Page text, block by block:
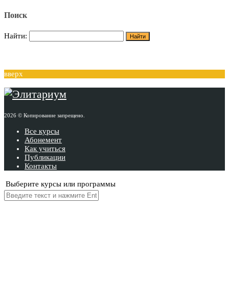
Поиск
Найти:
вверх
2026 © Копирование запрещено.
Все курсы
Абонемент
Как учиться
Публикации
Контакты
Выберите курсы или программы